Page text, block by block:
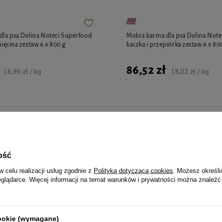
i skórę,
działaniu przewodu
psa Dolina Noteci Superfood
zestaw 6 x 800 g
16,96 zł / kg
Mokra karma dla psa Dolina
kaczka i przepiórka zestaw 6 x
86,52 zł 18,02 zł / kg
dla Ciebie i
celu realizacji usług zgodnie z Polityką dotyczącą cookies . Możesz
Więcej informacji na temat warunków i prywatności można
(wymagane)